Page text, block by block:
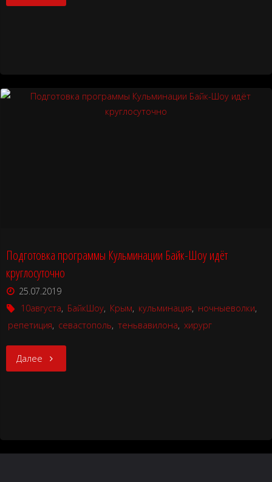
кулис
“Тень
Вавилона”"
Подготовка программы Кульминации Байк-Шоу идёт
круглосуточно
25.07.2019
10августа, БайкШоу, Крым, кульминация, ночныеволки,
репетиция, севастополь, теньвавилона, хирург
Далее "Подготовка